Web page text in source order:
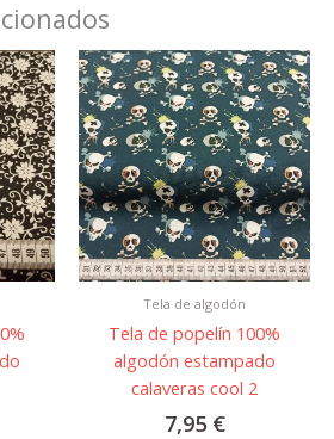
Tela de algodón
Tela de popelín 100%
algodón estampado
calaveras cool 2
7,95 €